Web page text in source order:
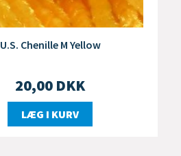
U.S. Chenille M Yellow
20,00 DKK
LÆG I KURV